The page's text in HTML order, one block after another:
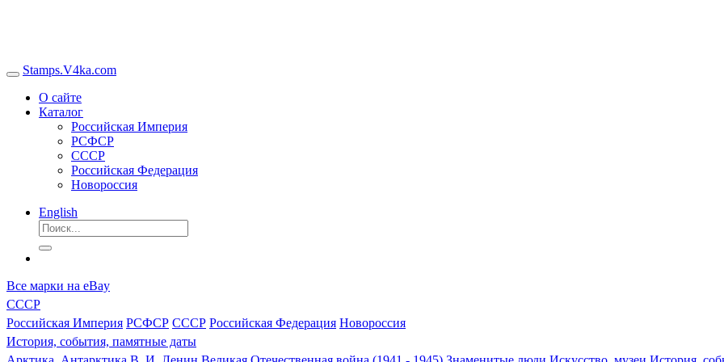
Stamps.V4ka.com
О сайте
Каталог
Российская Империя
РСФСР
СССР
Российская Федерация
Новороссия
English
Все марки на eBay
СССР
Российская Империя РСФСР СССР Российская Федерация Новороссия
История, события, памятные даты